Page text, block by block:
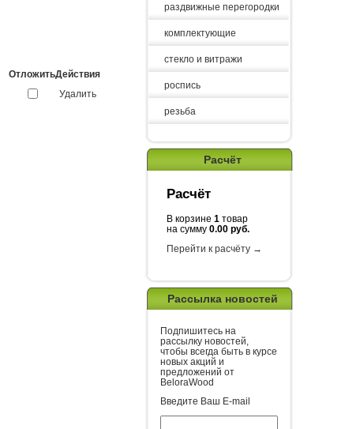
раздвижные перегородки
комплектующие
стекло и витражи
роспись
резьба
Расчёт
Расчёт
В корзине 1 товар
на сумму 0.00 руб.
Перейти к расчёту →
Рассылка новостей
Подпишитесь на
рассылку новостей,
чтобы всегда быть в курсе
новых акций и
предложений от
BeloraWood
Введите Ваш E-mail
ОтложитьДействия
Удалить